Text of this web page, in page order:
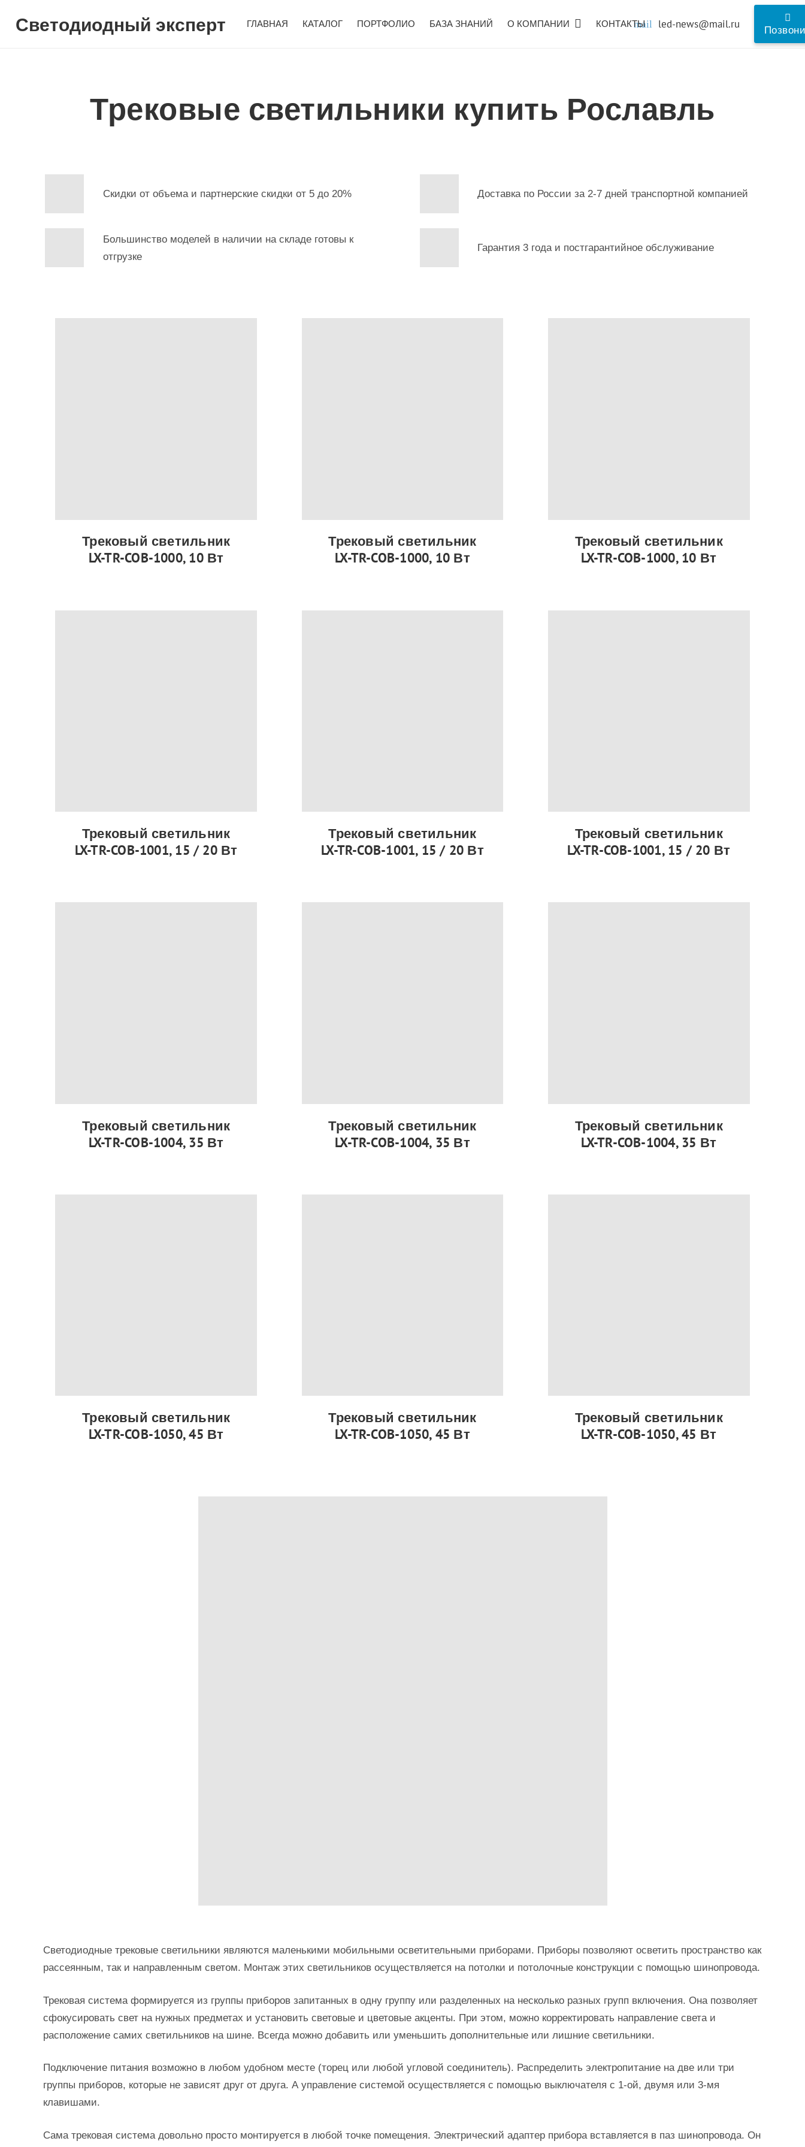
Светодиодный эксперт ГЛАВНАЯ КАТАЛОГ ПОРТФОЛИО БАЗА ЗНАНИЙ О КОМПАНИИ КОНТАКТЫ
mail led-news@mail.ru
Трековые светильники купить Рославль
Скидки от объема и партнерские скидки от 5 до 20%
Большинство моделей в наличии на складе готовы к
отгрузке
Доставка по России за 2-7 дней транспортной компанией
Гарантия 3 года и постгарантийное обслуживание
Трековый светильник
LX-TR-COB-1000, 10 Вт
Трековый светильник
LX-TR-COB-1000, 10 Вт
Трековый светильник
LX-TR-COB-1000, 10 Вт
Трековый светильник
LX-TR-COB-1001, 15 / 20 Вт
Трековый светильник
LX-TR-COB-1001, 15 / 20 Вт
Трековый светильник
LX-TR-COB-1001, 15 / 20 Вт
Трековый светильник
LX-TR-COB-1004, 35 Вт
Трековый светильник
LX-TR-COB-1004, 35 Вт
Трековый светильник
LX-TR-COB-1004, 35 Вт
Трековый светильник
LX-TR-COB-1050, 45 Вт
Трековый светильник
LX-TR-COB-1050, 45 Вт
Трековый светильник
LX-TR-COB-1050, 45 Вт
Светодиодные трековые светильники являются маленькими мобильными осветительными приборами. Приборы позволяют осветить пространство как
рассеянным, так и направленным светом. Монтаж этих светильников осуществляется на потолки и потолочные конструкции с помощью шинопровода.
Трековая система формируется из группы приборов запитанных в одну группу или разделенных на несколько разных групп включения. Она позволяет
сфокусировать свет на нужных предметах и установить световые и цветовые акценты. При этом, можно корректировать направление света и
расположение самих светильников на шине. Всегда можно добавить или уменьшить дополнительные или лишние светильники.
Подключение питания возможно в любом удобном месте (торец или любой угловой соединитель). Распределить электропитание на две или три
группы приборов, которые не зависят друг от друга. А управление системой осуществляется с помощью выключателя с 1-ой, двумя или 3-мя
клавишами.
Сама трековая система довольно просто монтируется в любой точке помещения. Электрический адаптер прибора вставляется в паз шинопровода. Он